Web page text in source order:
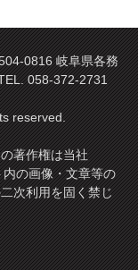
0816 岐阜県各務
058-372-2731
reserved.
著作権は当社
の画像・文章等の
次利用を固く禁じ